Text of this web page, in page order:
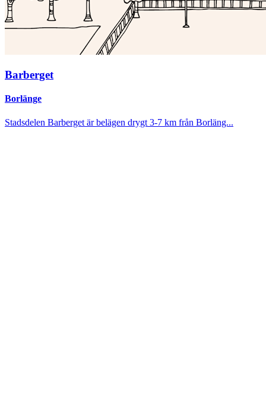
Barberget
Borlänge
Stadsdelen Barberget är belägen drygt 3-7 km från Borläng...